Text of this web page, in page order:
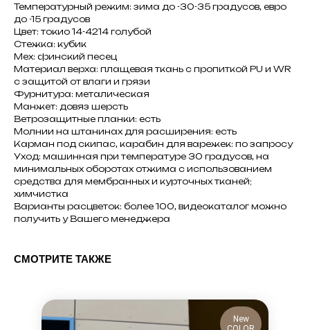
Температурный режим: зима до -30-35 градусов, евро
до -15 градусов
Цвет: токио 14-4214 голубой
Стежка: кубик
Мех: финский песец
Материал верха: плащевая ткань с пропиткой PU и WR
с защитой от влаги и грязи
Фурнитура: металическая
Манжет: довяз шерсть
Ветрозащитные планки: есть
Молнии на штанинах для расширения: есть
Карман под скипас, карабин для варежек: по запросу
Уход: машинная при температуре 30 градусов, на
минимальных оборотах отжима с использованием
средства для мембранных и курточных тканей;
химчистка
Варианты расцветок: более 100, видеокаталог можно
получить у Вашего менеджера
СМОТРИТЕ ТАКЖЕ
New